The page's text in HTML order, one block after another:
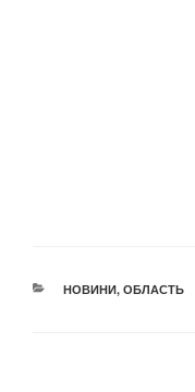
КАТЕГОРІЇ
НОВИНИ, ОБЛАСТЬ